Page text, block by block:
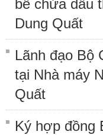
bể chứa dầu
Dung Quất
Lãnh đạo Bộ
tại Nhà máy
Quất
Ký hợp đồng